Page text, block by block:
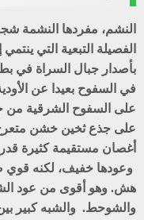
النشم، مفردها النشمة
الفصيلة التبعية التي ينتمي
بأصدار جبال السراة في
على جذع ثخين خشن متعرج،
أغصان مستقيمة كثيرة قدر
وعودها خفيف، لكنه
هش. وهو أقوى من عود
والشوحط. والشبه كبير بين